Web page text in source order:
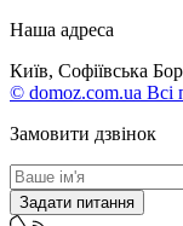
Наша адреса
Київ, Софіївська
© domoz.com.ua Всі
Замовити дзвінок
Задати питання